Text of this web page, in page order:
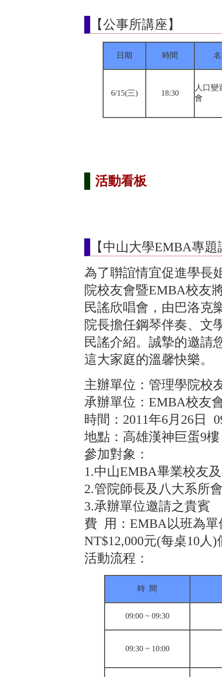
【公事所講座】
日期 時間
6/15(三) 18:30
人口變
會
活動看板
【中山大學EMBA專
為了聨誼情宜促進學長
院校友會暨EMBA校友
民謠欣唱會，由巴洛克
院長擔任鋼琴伴奏、文
民謠介紹。誠摯的邀請
這大家庭的溫馨快樂。
主辦單位：管理學院校
承辦單位：EMBA校友
時間：2011年6月26日
地點：高雄漢神巨蛋9
參加對象：
1.中山EMBA畢業校友
2.管院師長及八大系所
3.承辦單位邀請之貴賓
費 用：EMBA以班為
NT$12,000元(每桌10人
活動流程：
時 間
09:00 ~ 09:30
09:30 ~ 10:00